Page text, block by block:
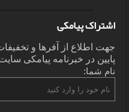
اشتراک پیامکی
پایین در خبرنامه پیامکی
نام شما: